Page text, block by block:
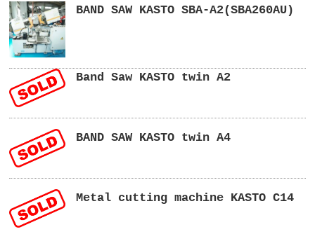
BAND SAW KASTO SBA-A2(SBA260AU)
Band Saw KASTO twin A2
BAND SAW KASTO twin A4
Metal cutting machine KASTO C14